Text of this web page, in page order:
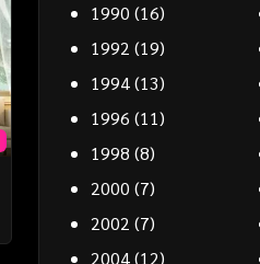
1990 (16)
1992 (19)
1994(13)
1996 (11)
1998 (8)
2000 (7)
2002 (7)
2004(12)